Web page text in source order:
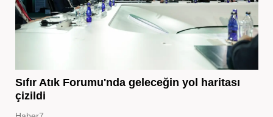
Sıfır Atık Forumu'nda geleceğin yol haritası
çizildi